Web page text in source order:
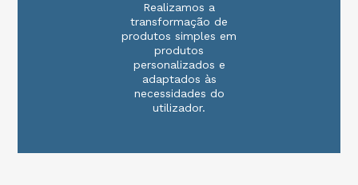
Realizamos a
transformação de
produtos simples em
produtos
personalizados e
adaptados às
necessidades do
utilizador.